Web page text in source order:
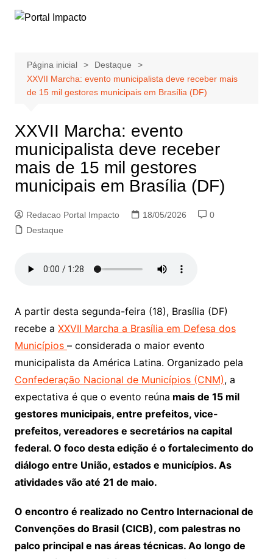
para
Página inicial
Destaque
XXVII Marcha: evento municipalista deve receber mais
de 15 mil gestores municipais em Brasília (DF)
XXVII Marcha: evento
municipalista deve receber
mais de 15 mil gestores
municipais em Brasília (DF)
Redacao Portal Impacto 18/05/2026
0
Destaque
A partir desta segunda-feira (18), Brasília (DF)
recebe a XXVII Marcha a Brasília em Defesa dos
Municípios – considerada o maior evento
municipalista da América Latina. Organizado pela
Confederação Nacional de Municípios (CNM), a
expectativa é que o evento reúna mais de 15 mil
gestores municipais, entre prefeitos, vice-
prefeitos, vereadores e secretários na capital
federal. O foco desta edição é o fortalecimento do
diálogo entre União, estados e municípios. As
atividades vão até 21 de maio.
O encontro é realizado no Centro Internacional de
Convenções do Brasil (CICB), com palestras no
palco principal e nas áreas técnicas. Ao longo de